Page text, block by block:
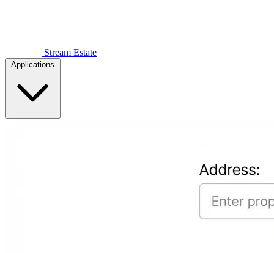
Stream Estate
Applications